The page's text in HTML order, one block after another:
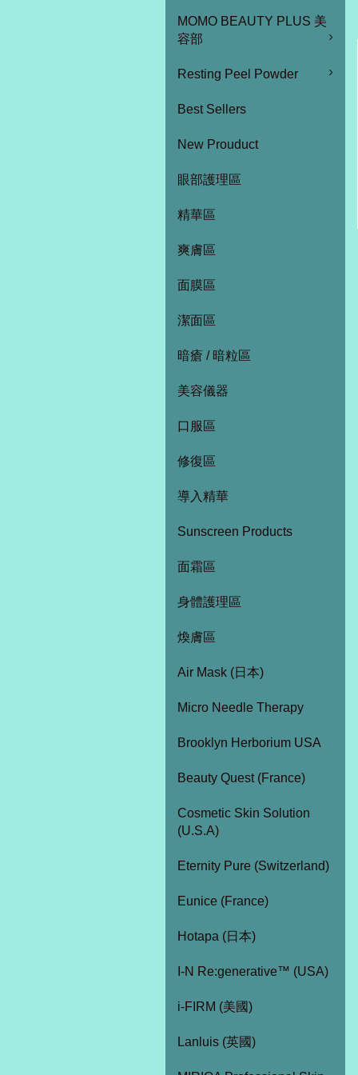
MOMO BEAUTY PLUS 美
容部
Resting Peel Powder
Best Sellers
New Prouduct
眼部護理區
精華區
爽膚區
面膜區
潔面區
暗瘡 / 暗粒區
美容儀器
口服區
修復區
導入精華
Sunscreen Products
面霜區
身體護理區
煥膚區
Air Mask (日本)
Micro Needle Therapy
Brooklyn Herborium USA
Beauty Quest (France)
Cosmetic Skin Solution
(U.S.A)
Eternity Pure (Switzerland)
Eunice (France)
Hotapa (日本)
I-N Re:generative™ (USA)
i-FIRM (美國)
Lanluis (英國)